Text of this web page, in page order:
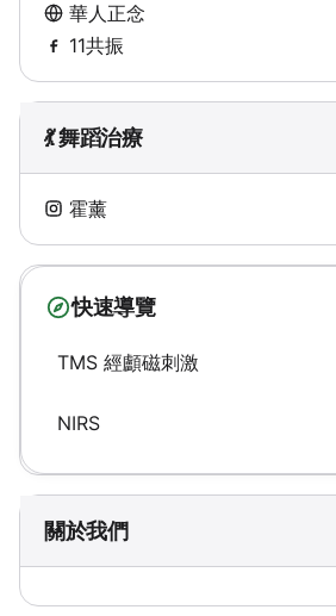
華人正念
11共振
💃 舞蹈治療
霍薰
快速導覽
TMS 經顱磁刺激
NIRS
關於我們